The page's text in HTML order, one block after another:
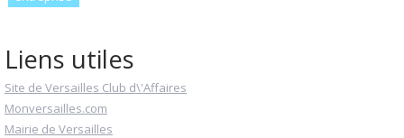
Liens utiles
Site de Versailles Club d\'Affaires
Monversailles.com
Mairie de Versailles